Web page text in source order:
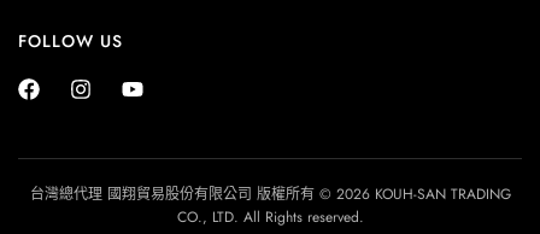
FOLLOW US
台灣總代理 國翔貿易股份有限公司 版權所有 © 2026 KOUH-SAN TRADING
CO., LTD. All Rights reserved.